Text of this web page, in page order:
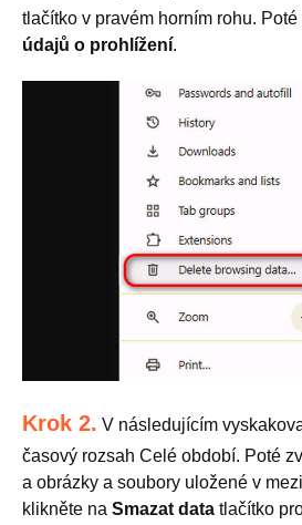
tlačítko v pravém horním rohu. Poté
údajů o prohlížení.
Krok 2. V následujícím
časový rozsah Celé období. Poté
a obrázky a soubory uložené v
klikněte na Smazat data tlačítko